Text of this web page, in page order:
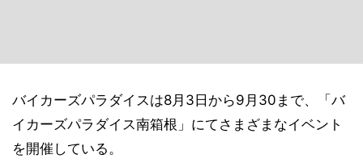
バイカーズパラダイスは8月3日から9月30まで、「バ
イカーズパラダイス南箱根」にてさまざまなイベント
を開催している。